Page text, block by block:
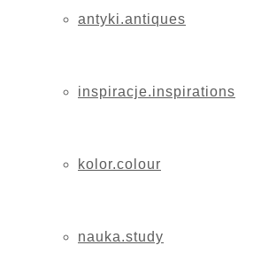
antyki.antiques
inspiracje.inspirations
kolor.colour
nauka.study